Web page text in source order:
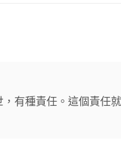
，有種責任。這個責任